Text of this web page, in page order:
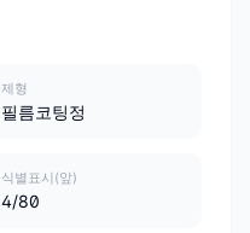
제형
필름코팅정
식별표시(앞)
4/80